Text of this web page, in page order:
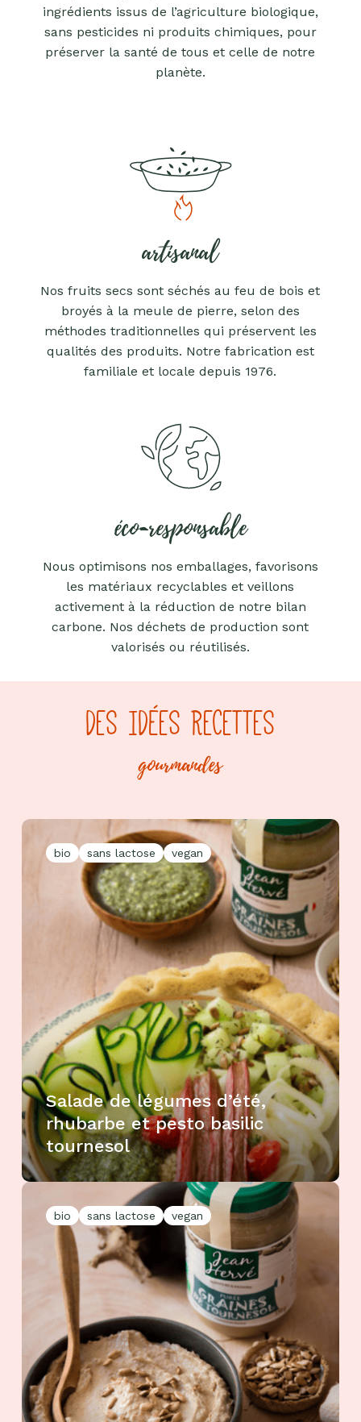
ingrédients issus de l’agriculture biologique,
sans pesticides ni produits chimiques, pour
préserver la santé de tous et celle de notre
planète.
artisanal
Nos fruits secs sont séchés au feu de bois et
broyés à la meule de pierre, selon des
méthodes traditionnelles qui préservent les
qualités des produits. Notre fabrication est
familiale et locale depuis 1976.
éco-responsable
Nous optimisons nos emballages, favorisons
les matériaux recyclables et veillons
activement à la réduction de notre bilan
carbone. Nos déchets de production sont
valorisés ou réutilisés.
DES IDÉES RECETTES
gourmandes
bio sans lactose vegan
Salade de légumes d’été,
rhubarbe et pesto basilic
tournesol
bio sans lactose vegan